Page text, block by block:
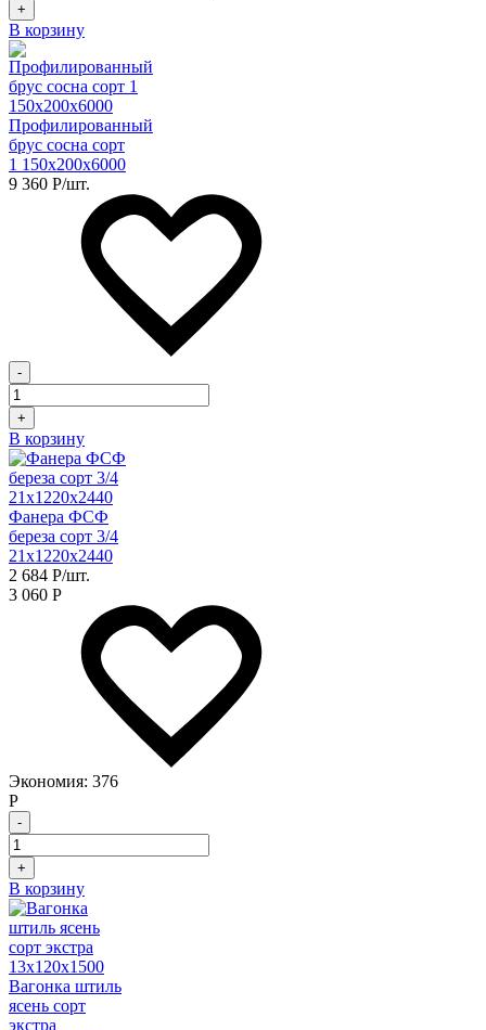
+
В корзину
Профилированный
брус сосна сорт
1 150х200х6000
9 360 Р/шт.
-
+
В корзину
Фанера ФСФ
береза сорт 3/4
21х1220х2440
2 684 Р/шт.
3 060 Р
Экономия: 376
Р
-
+
В корзину
Вагонка штиль
ясень сорт
экстра